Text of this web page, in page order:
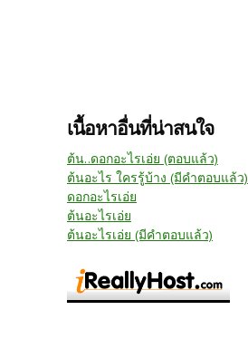
เนื้อหาอื่นที่น่าสนใจ
ต้น..ดอกอะไรเอ่ย (ตอบแล้ว)
ต้นอะไร ใครรู้บ้าง (มีคำตอบแล้ว)
ดอกอะไรเอ่ย
ต้นอะไรเอ่ย
ต้นอะไรเอ่ย (มีคำตอบแล้ว)